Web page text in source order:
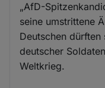
„AfD-
seine umstrittene
Deutschen
deutscher
Weltkrieg.